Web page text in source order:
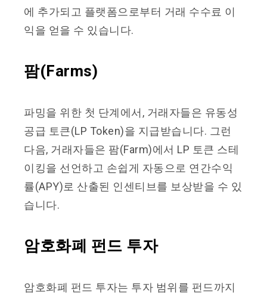
에 추가되고 플랫폼으로부터 거래 수수료 이
익을 얻을 수 있습니다.
팜(Farms)
파밍을 위한 첫 단계에서, 거래자들은 유동성
공급 토큰(LP Token)을 지급받습니다. 그런
다음, 거래자들은 팜(Farm)에서 LP 토큰 스테
이킹을 선언하고 손쉽게 자동으로 연간수익
률(APY)로 산출된 인센티브를 보상받을 수 있
습니다.
암호화폐 펀드 투자
암호화폐 펀드 투자는 투자 범위를 펀드까지